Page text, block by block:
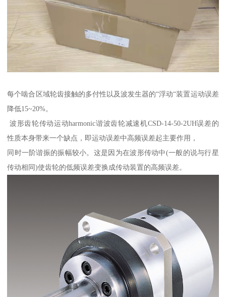
每个啮合区域轮齿接触的多付性以及波发生器的“浮动“装置运动误差
降低15~20%。
波形齿轮传动运动harmonic谐波齿轮减速机CSD-14-50-2UH误差的
性质本身带来一个缺点，即运动误差中高频误差起主要作用，
同时一阶谐振的振幅较小。这是因为在波形传动中(一般的说与行星
传动相同)使齿轮的低频误差变换成传动装置的高频误差。